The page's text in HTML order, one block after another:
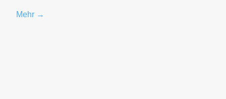
Mehr →